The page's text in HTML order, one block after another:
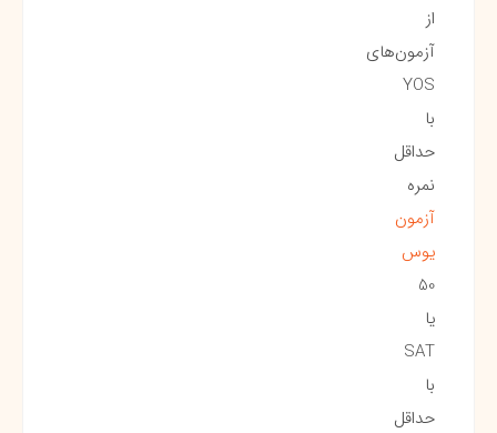
از
آزمون‌های
YOS
با
حداقل
نمره
آزمون
یوس
50
یا
SAT
با
حداقل